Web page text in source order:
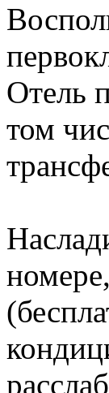
Отель
том